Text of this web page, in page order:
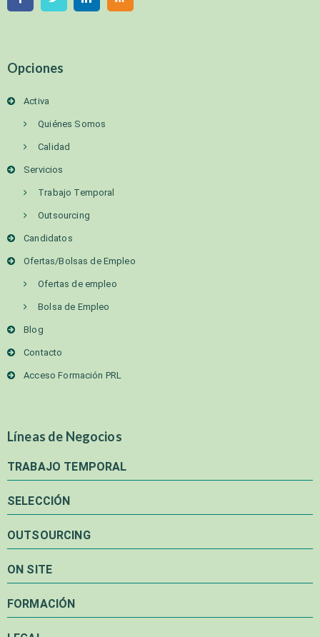
Opciones
Activa
Quiénes Somos
Calidad
Servicios
Trabajo Temporal
Outsourcing
Candidatos
Ofertas/Bolsas de Empleo
Ofertas de empleo
Bolsa de Empleo
Blog
Contacto
Acceso Formación PRL
Líneas de Negocios
TRABAJO TEMPORAL
SELECCIÓN
OUTSOURCING
ON SITE
FORMACIÓN